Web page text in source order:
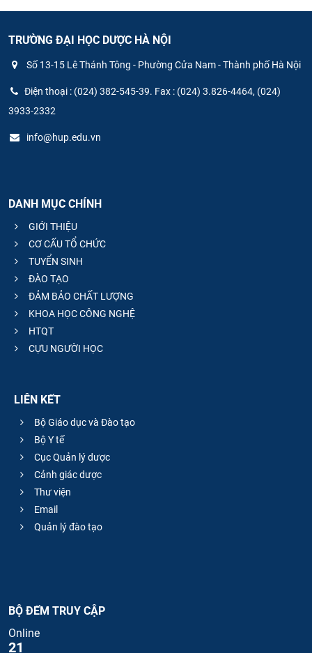
TRƯỜNG ĐẠI HỌC DƯỢC HÀ NỘI
Số 13-15 Lê Thánh Tông - Phường Cửa Nam - Thành phố Hà Nội
Điện thoại : (024) 382-545-39. Fax : (024) 3.826-4464, (024)
3933-2332
info@hup.edu.vn
DANH MỤC CHÍNH
GIỚI THIỆU
CƠ CẤU TỔ CHỨC
TUYỂN SINH
ĐÀO TẠO
ĐẢM BẢO CHẤT LƯỢNG
KHOA HỌC CÔNG NGHỆ
HTQT
CỰU NGƯỜI HỌC
LIÊN KẾT
Bộ Giáo dục và Đào tạo
Bộ Y tế
Cục Quản lý dược
Cảnh giác dược
Thư viện
Email
Quản lý đào tạo
BỘ ĐẾM TRUY CẬP
Online
21